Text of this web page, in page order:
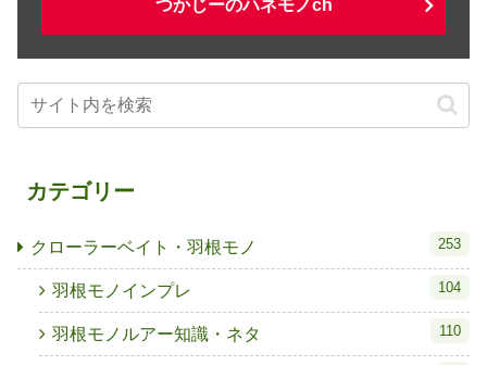
つかじーのハネモノch
カテゴリー
クローラーベイト・羽根モノ 253
羽根モノインプレ 104
羽根モノルアー知識・ネタ 110